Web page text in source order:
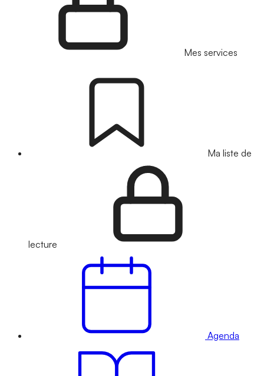
Mes services
Ma liste de
lecture
Agenda